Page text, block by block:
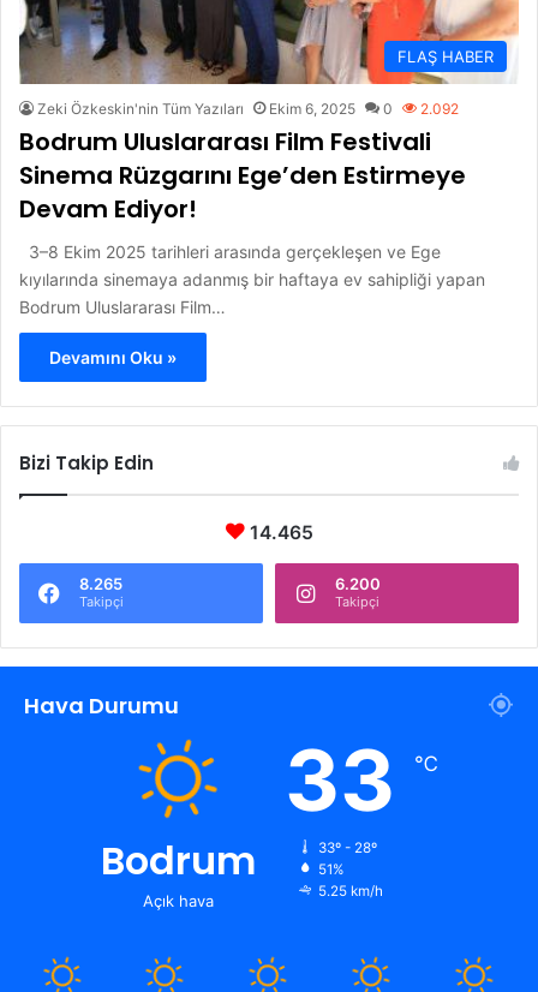
FLAŞ HABER
Zeki Özkeskin'nin Tüm Yazıları Ekim 6, 2025 0 2.092
Bodrum Uluslararası Film Festivali
Sinema Rüzgarını Ege’den Estirmeye
Devam Ediyor!
3–8 Ekim 2025 tarihleri arasında gerçekleşen ve Ege
kıyılarında sinemaya adanmış bir haftaya ev sahipliği yapan
Bodrum Uluslararası Film…
Devamını Oku »
Bizi Takip Edin
14.465
8.265
Takipçi
6.200
Takipçi
Hava Durumu
Bodrum
Açık hava
33 ℃
33º - 28º
51%
5.25 km/h